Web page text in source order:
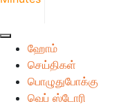
ஹோம்
செய்திகள்
பொழுதுபோக்கு
வெப் ஸ்டோரி